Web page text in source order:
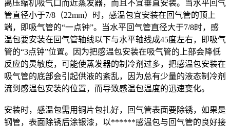
离压缩机吸气口而近蒸发器，而且不宜垂直安装。当水平回气
管直径小于7/8（22mm）时，感温包宜安装在回气管的顶上
端，即吸气管的“一点钟”。当水平回气管直径大于7/8时，感
温包要安装在回气管轴线以下与水平轴线成45度左右，即吸气
管的“3点钟”位置。因为把感温包安装在吸气管的上部会降低
反应的灵敏度，可能使蒸发器的制冷剂过多，把感温包安装在
吸气管的底部会引起供液的紊乱，因为总有少量的液态制冷剂
流到感温包安装的位置，而导致感温包温度的迅速变化。
安装时，感温包需用铜片包扎好，回气管表面要除锈，如果是
钢管，表面除锈后涂银漆，以******感温包与回气管的良好接